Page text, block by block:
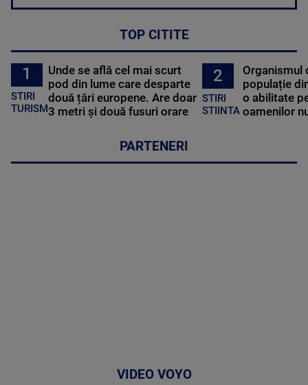
TOP CITITE
1
STIRI
TURISM
Unde se află cel mai scurt
pod din lume care desparte
două țări europene. Are doar
3 metri și două fusuri orare
2
STIRI
STIINTA
Organismul
populație
o abilitate
oamenilor
PARTENERI
VIDEO VOYO